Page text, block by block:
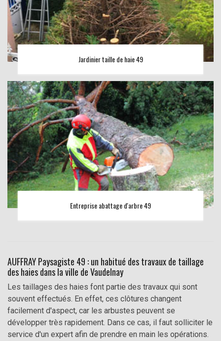
Jardinier taille de haie 49
Entreprise abattage d'arbre 49
AUFFRAY Paysagiste 49 : un habitué des travaux de taillage
des haies dans la ville de Vaudelnay
Les taillages des haies font partie des travaux qui sont
souvent effectués. En effet, ces clôtures changent
facilement d'aspect, car les arbustes peuvent se
développer très rapidement. Dans ce cas, il faut solliciter le
service d'un expert afin de prendre en main les opérations.